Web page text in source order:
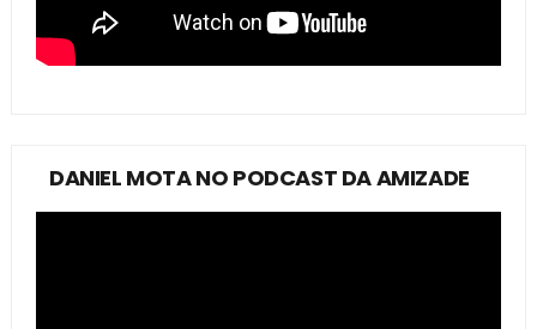
DANIEL MOTA NO PODCAST DA AMIZADE